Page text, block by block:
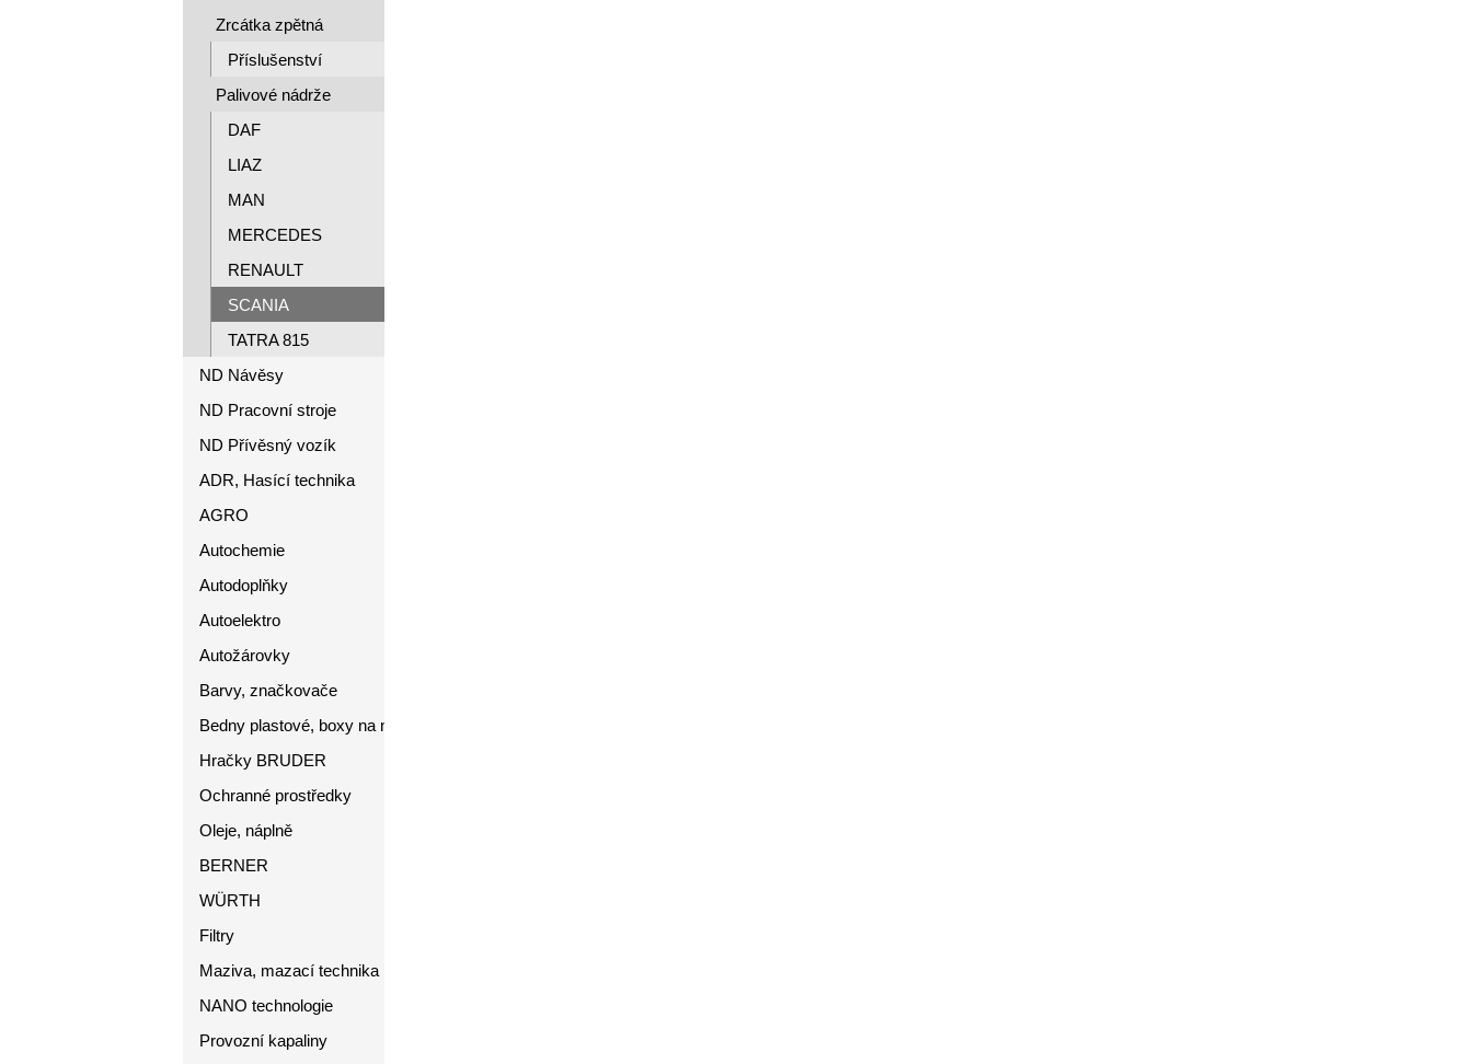
Zrcátka zpětná
Příslušenství
Palivové nádrže
DAF
LIAZ
MAN
MERCEDES
RENAULT
SCANIA
TATRA 815
ND Návěsy
ND Pracovní stroje
ND Přívěsný vozík
ADR, Hasící technika
AGRO
Autochemie
Autodoplňky
Autoelektro
Autožárovky
Barvy, značkovače
Bedny plastové, boxy na nářadí
Hračky BRUDER
Ochranné prostředky
Oleje, náplně
BERNER
WÜRTH
Filtry
Maziva, mazací technika
NANO technologie
Provozní kapaliny